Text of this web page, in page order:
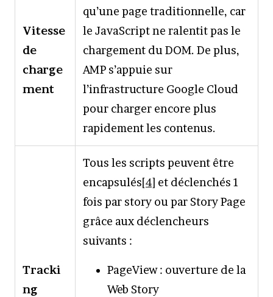
Vitesse
de
charge
ment
qu’une page traditionnelle, car
le JavaScript ne ralentit pas le
chargement du DOM. De plus,
AMP s’appuie sur
l’infrastructure Google Cloud
pour charger encore plus
rapidement les contenus.
Tracki
ng
Tous les scripts peuvent être
encapsulés[4] et déclenchés 1
fois par story ou par Story Page
grâce aux déclencheurs
suivants :
PageView : ouverture de la
Web Story